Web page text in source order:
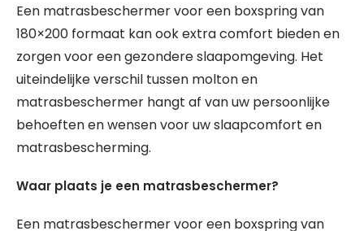
Een matrasbeschermer voor een boxspring van
180×200 formaat kan ook extra comfort bieden en
zorgen voor een gezondere slaapomgeving. Het
uiteindelijke verschil tussen molton en
matrasbeschermer hangt af van uw persoonlijke
behoeften en wensen voor uw slaapcomfort en
matrasbescherming.
Waar plaats je een matrasbeschermer?
Een matrasbeschermer voor een boxspring van